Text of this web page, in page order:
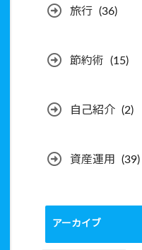
旅行 (36)
節約術 (15)
自己紹介 (2)
資産運用 (39)
アーカイブ